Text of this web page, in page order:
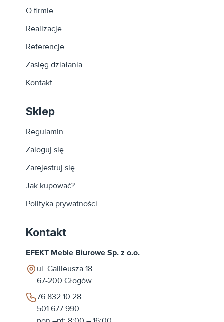
O firmie
Realizacje
Referencje
Zasięg działania
Kontakt
Sklep
Regulamin
Zaloguj się
Zarejestruj się
Jak kupować?
Polityka prywatności
Kontakt
EFEKT Meble Biurowe Sp. z o.o.
ul. Galileusza 18
67-200 Głogów
76 832 10 28
501 677 990